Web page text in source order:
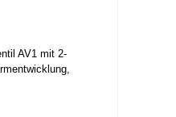
AV1 mit 2-